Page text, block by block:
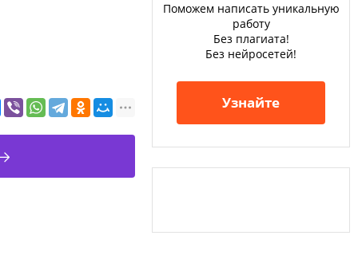
Поможем написать уникальную
работу
Без плагиата!
Без нейросетей!
Узнайте